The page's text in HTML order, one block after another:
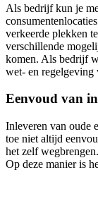
Als bedrijf kun je
verkeerde plekken
verschillende
komen. Als bedrijf
wet- en
Eenvoud van
Inleveren van oude
toe niet altijd
het zelf
Op deze manier is